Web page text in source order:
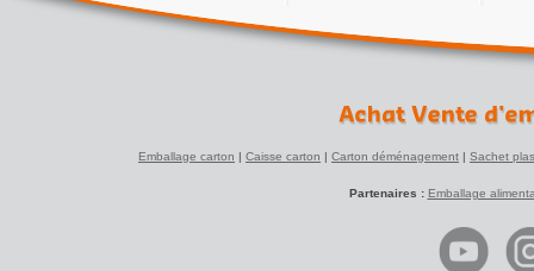
Emballage carton | Caisse carton | Carton déménagement | Sachet
Partenaires : Emballage